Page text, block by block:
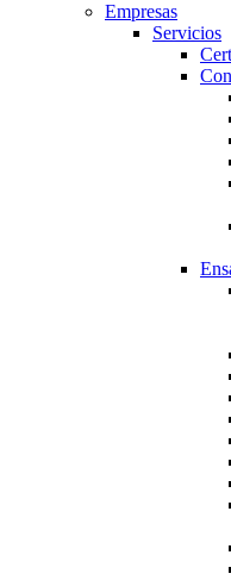
Empresas
Servicios